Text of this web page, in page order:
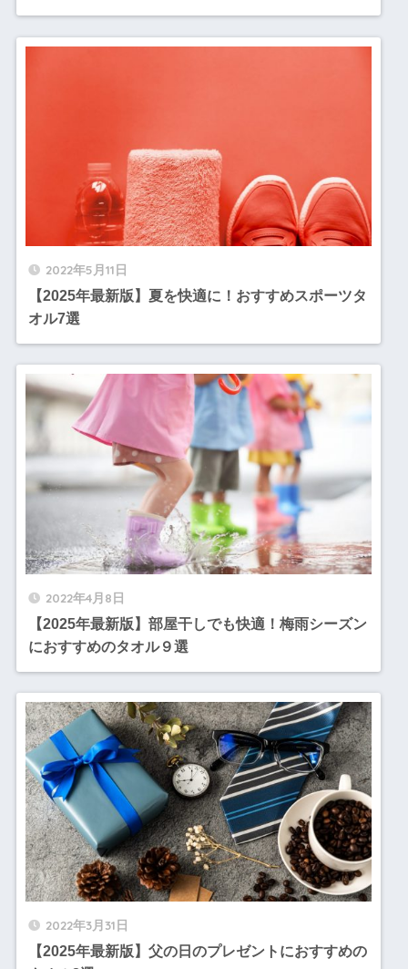
2022年5月11日
【2025年最新版】夏を快適に！おすすめスポーツタ
オル7選
2022年4月8日
【2025年最新版】部屋干しでも快適！梅雨シーズン
におすすめのタオル９選
2022年3月31日
【2025年最新版】父の日のプレゼントにおすすめの